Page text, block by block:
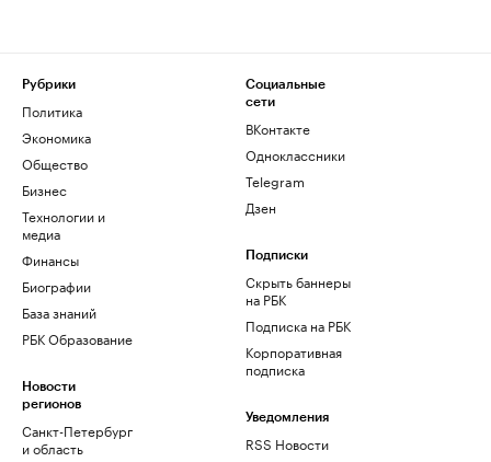
Рубрики
Политика
Экономика
Общество
Бизнес
Технологии и
медиа
Финансы
Биографии
База знаний
РБК Образование
Новости
регионов
Санкт-Петербург
и область
Социальные
сети
ВКонтакте
Одноклассники
Telegram
Дзен
Подписки
Скрыть баннеры
на РБК
Подписка на РБК
Корпоративная
подписка
Уведомления
RSS Новости